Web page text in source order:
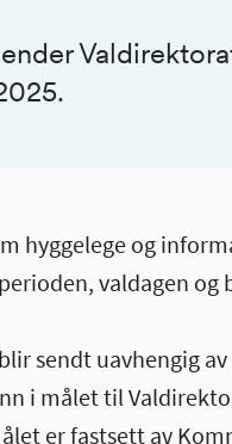
hyggelege og
valdagen
sendt uavhengig
i målet til
er fastsett av